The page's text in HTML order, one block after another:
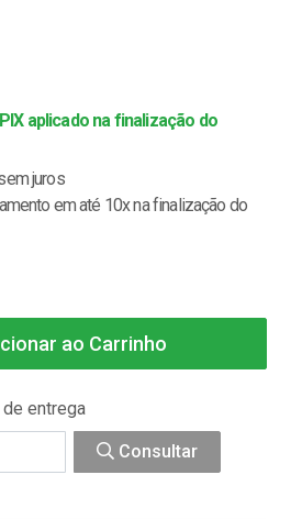
aplicado na finalização do
juros
em até 10x na finalização do
ao Carrinho
entrega
Consultar